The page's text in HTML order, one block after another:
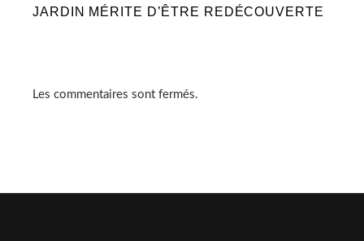
JARDIN MÉRITE D’ÊTRE REDÉCOUVERTE
Les commentaires sont fermés.